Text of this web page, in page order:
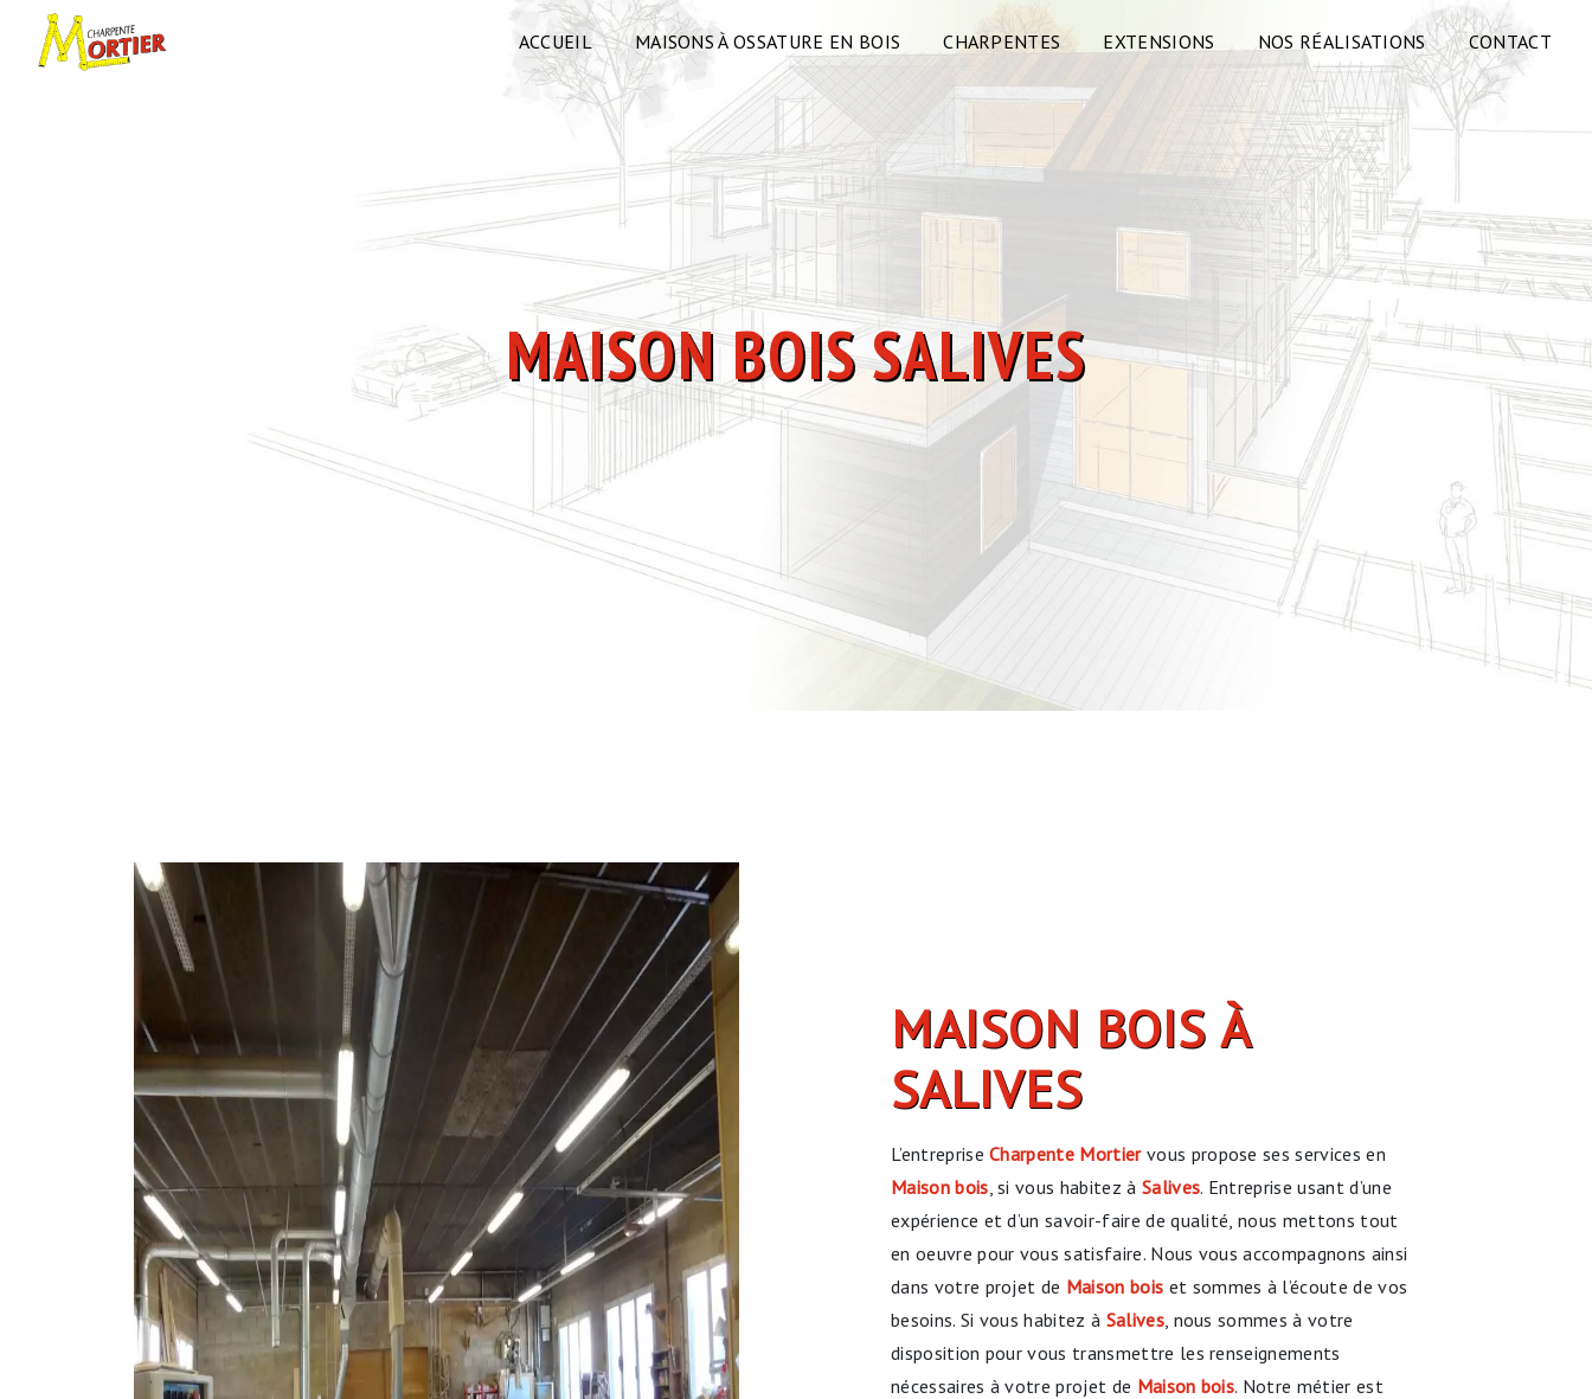
ACCUEIL MAISONS À OSSATURE EN BOIS CHARPENTES EXTENSIONS NOS RÉALISATIONS CONTACT
MAISON BOIS SALIVES
MAISON BOIS À
SALIVES
L’entrepriseCharpente Mortiervous propose ses services en
Maison bois , si vous habitez à Salives. Entreprise usant d’une
expérience et d’un savoir-faire de qualité, nous mettons tout
en oeuvre pour vous satisfaire. Nous vous accompagnons ainsi
dans votre projet de Maison bois et sommes à l’écoute de vos
besoins. Si vous habitez à Salives, nous sommes à votre
disposition pour vous transmettre les renseignements
nécessaires à votre projet de Maison bois. Notre métier est
Panneau de gestion des cookies